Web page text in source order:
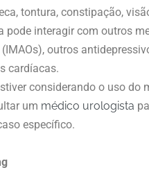
tontura, constipação,
pode interagir com outros
outros
cardíacas.
considerando o uso
um médico urologista
específico.